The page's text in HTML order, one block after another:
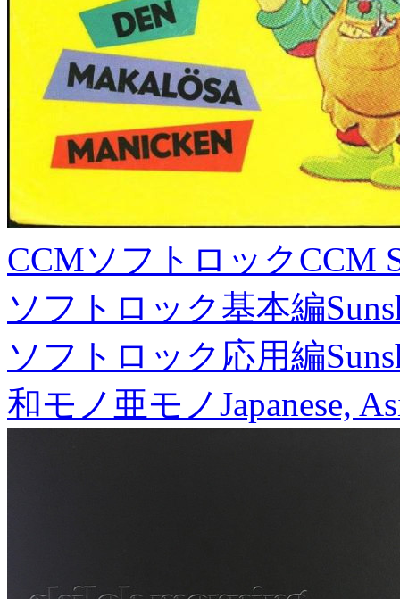
CCMソフトロックCCM
ソフトロック基本編
ソフトロック応用編
和モノ亜モノJapanese,